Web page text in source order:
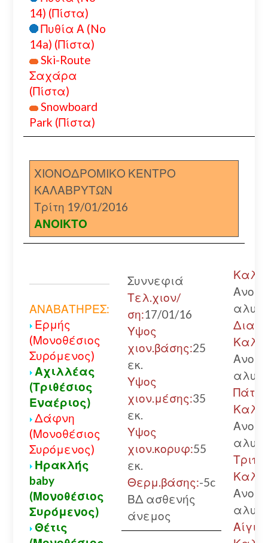
14) (Πίστα)
Πυθία Α (No
14a) (Πίστα)
Ski-Route
Σαχάρα
(Πίστα)
Snowboard
Park (Πίστα)
ΧΙΟΝΟΔΡΟΜΙΚΟ ΚΕΝΤΡΟ
ΚΑΛΑΒΡΥΤΩΝ
Τρίτη 19/01/2016
ΑΝΟΙΚΤΟ
ΑΝΑΒΑΤΗΡΕΣ:
Ερμής
(Μονοθέσιος
Συρόμενος)
Αχιλλέας
(Τριθέσιος
Εναέριος)
Δάφνη
(Μονοθέσιος
Συρόμενος)
Ηρακλής
baby
(Μονοθέσιος
Συρόμενος)
Θέτις
Συννεφιά
Τελ.χιον/
ση:17/01/16
Υψος
χιον.βάσης:25
εκ.
Υψος
χιον.μέσης:35
εκ.
Υψος
χιον.κορυφ:55
εκ.
Θερμ.βάσης:-5c
ΒΔ ασθενής
άνεμος